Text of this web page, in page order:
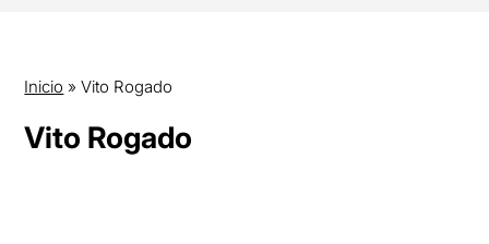
Inicio »Vito Rogado
Vito Rogado